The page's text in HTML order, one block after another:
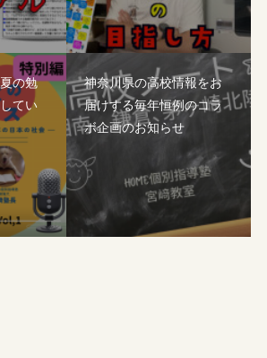
の勉
てい
神奈川県の高校情報をお
届けする毎年恒例のコラ
ボ企画のお知らせ